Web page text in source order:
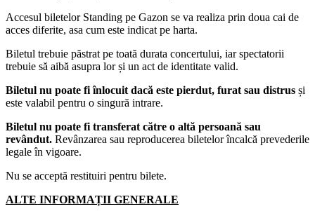
Accesul biletelor Standing pe Gazon se va realiza prin doua cai de
acces diferite, asa cum este indicat pe harta.
Biletul trebuie păstrat pe toată durata concertului, iar spectatorii
trebuie să aibă asupra lor și un act de identitate valid.
Biletul nu poate fi înlocuit dacă este pierdut, furat sau distrus și
este valabil pentru o singură intrare.
Biletul nu poate fi transferat către o altă persoană sau
revândut. Revânzarea sau reproducerea biletelor încalcă prevederile
legale în vigoare.
Nu se acceptă restituiri pentru bilete.
ALTE INFORMAȚII GENERALE